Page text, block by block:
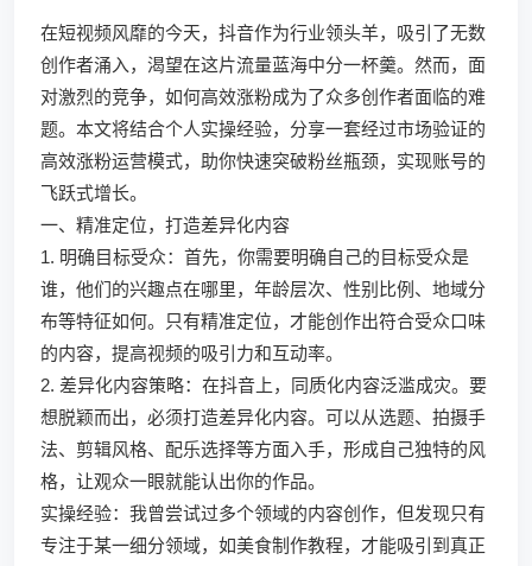
在短视频风靡的今天，抖音作为行业领头羊，吸引了无数
创作者涌入，渴望在这片流量蓝海中分一杯羹。然而，面
对激烈的竞争，如何高效涨粉成为了众多创作者面临的难
题。本文将结合个人实操经验，分享一套经过市场验证的
高效涨粉运营模式，助你快速突破粉丝瓶颈，实现账号的
飞跃式增长。
一、精准定位，打造差异化内容
1. 明确目标受众：首先，你需要明确自己的目标受众是
谁，他们的兴趣点在哪里，年龄层次、性别比例、地域分
布等特征如何。只有精准定位，才能创作出符合受众口味
的内容，提高视频的吸引力和互动率。
2. 差异化内容策略：在抖音上，同质化内容泛滥成灾。要
想脱颖而出，必须打造差异化内容。可以从选题、拍摄手
法、剪辑风格、配乐选择等方面入手，形成自己独特的风
格，让观众一眼就能认出你的作品。
实操经验：我曾尝试过多个领域的内容创作，但发现只有
专注于某一细分领域，如美食制作教程，才能吸引到真正